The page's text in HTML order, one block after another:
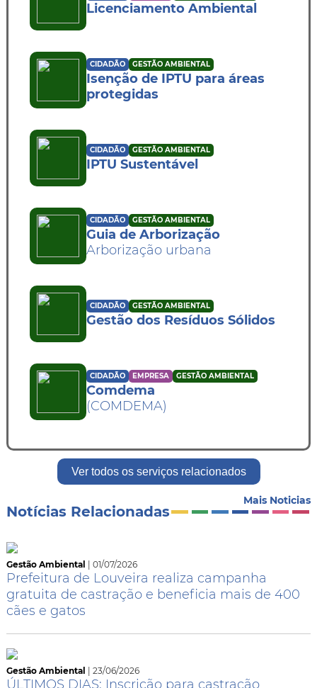
Licenciamento Ambiental
CIDADÃO GESTÃO AMBIENTAL
Isenção de IPTU para áreas
protegidas
CIDADÃO GESTÃO AMBIENTAL
IPTU Sustentável
CIDADÃO GESTÃO AMBIENTAL
Guia de Arborização
Arborização urbana
CIDADÃO GESTÃO AMBIENTAL
Gestão dos Resíduos Sólidos
CIDADÃO EMPRESA GESTÃO AMBIENTAL
Comdema
(COMDEMA)
Ver todos os serviços relacionados
Notícias Relacionadas
Mais Noticias
Gestão Ambiental | 01/07/2026
Prefeitura de Louveira realiza campanha
gratuita de castração e beneficia mais de 400
cães e gatos
Gestão Ambiental | 23/06/2026
ÚLTIMOS DIAS: Inscrição para castração